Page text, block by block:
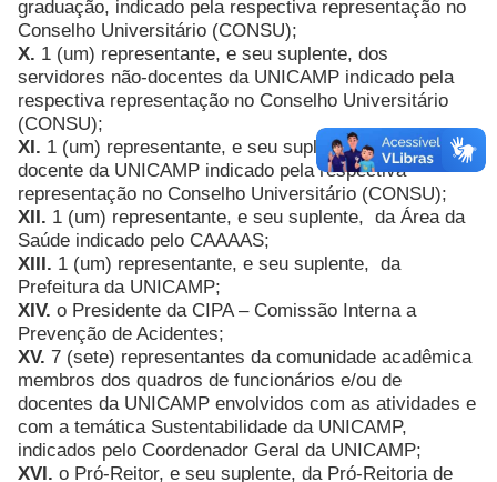
graduação, indicado pela respectiva representação no
Conselho Universitário (CONSU);
X. 1 (um) representante, e seu suplente, dos
servidores não-docentes da UNICAMP indicado pela
respectiva representação no Conselho Universitário
(CONSU);
XI. 1 (um) representante, e seu suplente, do corpo
docente da UNICAMP indicado pela respectiva
representação no Conselho Universitário (CONSU);
XII. 1 (um) representante, e seu suplente, da Área da
Saúde indicado pelo CAAAAS;
XIII. 1 (um) representante, e seu suplente, da
Prefeitura da UNICAMP;
XIV. o Presidente da CIPA – Comissão Interna a
Prevenção de Acidentes;
XV. 7 (sete) representantes da comunidade acadêmica
membros dos quadros de funcionários e/ou de
docentes da UNICAMP envolvidos com as atividades e
com a temática Sustentabilidade da UNICAMP,
indicados pelo Coordenador Geral da UNICAMP;
XVI. o Pró-Reitor, e seu suplente, da Pró-Reitoria de